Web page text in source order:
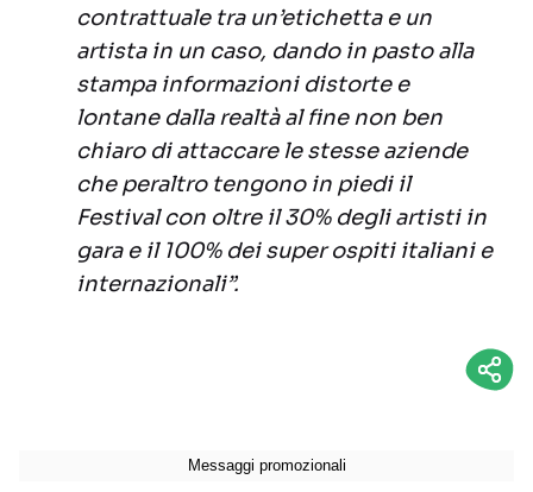
contrattuale tra un’etichetta e un
artista in un caso, dando in pasto alla
stampa informazioni distorte e
lontane dalla realtà al fine non ben
chiaro di attaccare le stesse aziende
che peraltro tengono in piedi il
Festival con oltre il 30% degli artisti in
gara e il 100% dei super ospiti italiani e
internazionali”.